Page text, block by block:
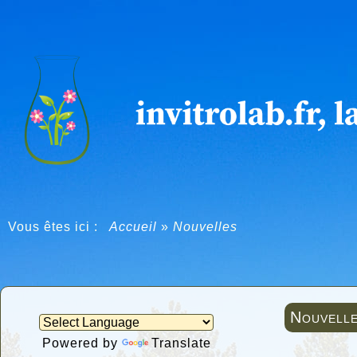
Vous êtes ici : Accueil » Nouvelles
Powered by Translate